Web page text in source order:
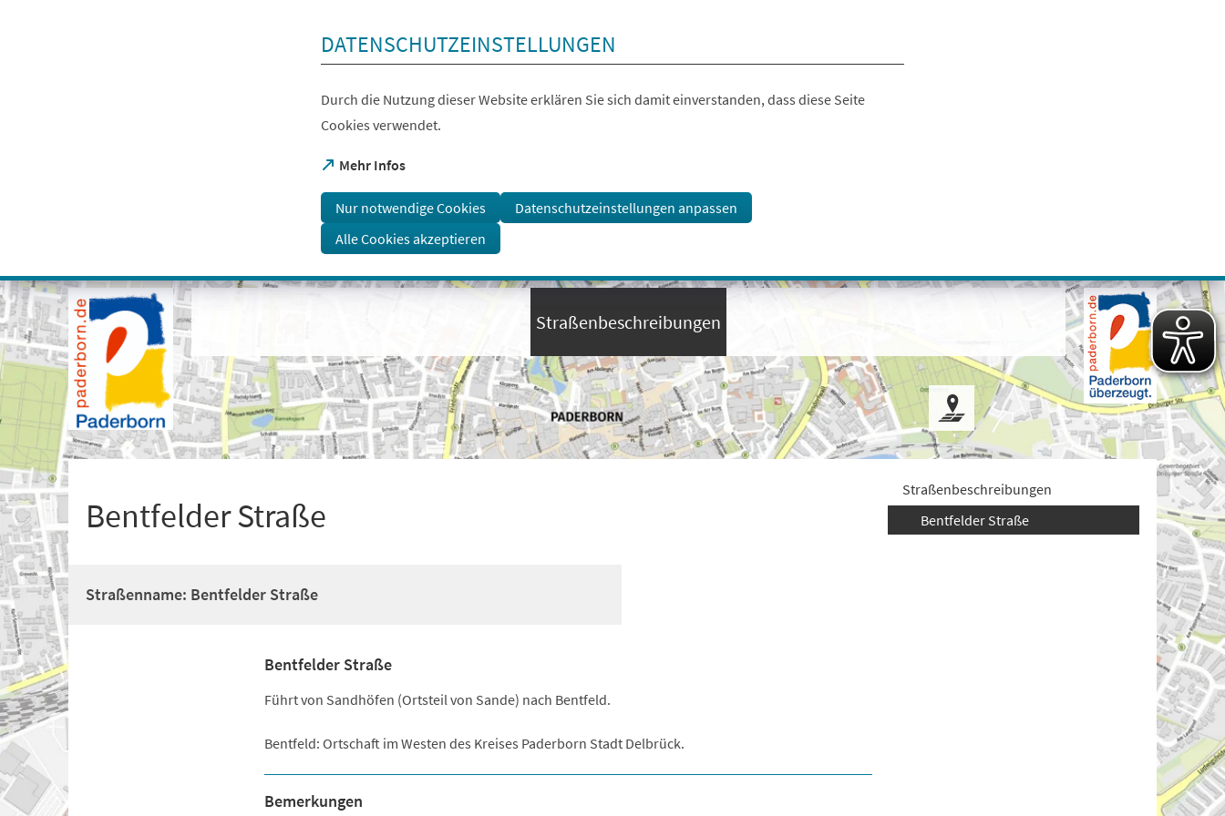
Visuelle
Assistenzsoftware
öffnen.
Mit
der
Tastatur
erreichbar
über
+
DATENSCHUTZEINSTELLUNGEN
Durch die Nutzung dieser Website erklären Sie sich damit einverstanden, dass diese Seite
Cookies verwendet.
Mehr Infos
(Öffnet
einem
neuen
Tab)
Nur notwendige Cookies
Datenschutzeinstellungen anpassen
Alle Cookies akzeptieren
Straßenbeschreibungen
Bentfelder Straße
Straßenname: Bentfelder Straße
Bentfelder Straße
Führt von Sandhöfen (Ortsteil von Sande) nach Bentfeld.
Bentfeld: Ortschaft im Westen des Kreises Paderborn Stadt Delbrück.
Bemerkungen
Straßenbeschreibungen
Bentfelder Straße